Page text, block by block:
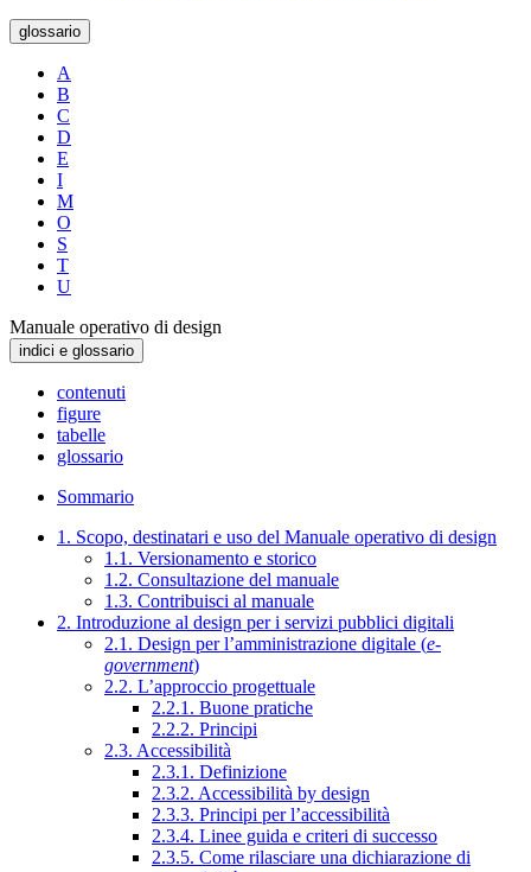
glossario
A
B
C
D
E
I
M
O
S
T
U
Manuale operativo di design
indici e glossario
contenuti
figure
tabelle
glossario
Sommario
1. Scopo, destinatari e uso del Manuale operativo di design
1.1. Versionamento e storico
1.2. Consultazione del manuale
1.3. Contribuisci al manuale
2. Introduzione al design per i servizi pubblici digitali
2.1. Design per l’amministrazione digitale (e-
government)
2.2. L’approccio progettuale
2.2.1. Buone pratiche
2.2.2. Principi
2.3. Accessibilità
2.3.1. Definizione
2.3.2. Accessibilità by design
2.3.3. Principi per l’accessibilità
2.3.4. Linee guida e criteri di successo
2.3.5. Come rilasciare una dichiarazione di